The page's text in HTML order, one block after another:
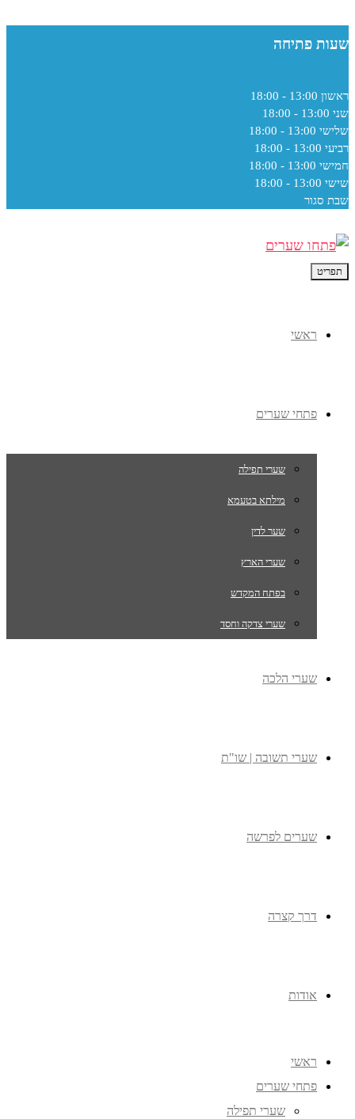
שעות פתיחה
ראשון 13:00 - 18:00
שני 13:00 - 18:00
שלישי 13:00 - 18:00
רביעי 13:00 - 18:00
חמישי 13:00 - 18:00
שישי 13:00 - 18:00
שבת סגור
תפריט
ראשי
פתחי שערים
שערי תפילה
מילתא בטעמא
שער לדין
שערי הארץ
בפתח המקדש
שערי צדקה וחסד
שערי הלכה
שערי תשובה | שו"ת
שערים לפרשה
דרך קצרה
אודות
ראשי
פתחי שערים
שערי תפילה